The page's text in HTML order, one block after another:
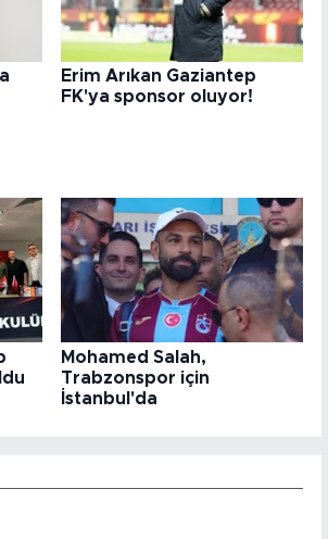
Erim Arıkan Gaziantep
FK'ya sponsor oluyor!
Mohamed Salah,
Trabzonspor için
İstanbul'da